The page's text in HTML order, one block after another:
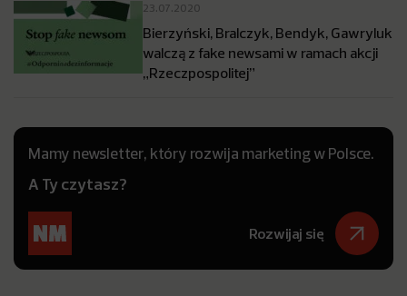
23.07.2020
Bierzyński, Bralczyk, Bendyk, Gawryluk
walczą z fake newsami w ramach akcji
„Rzeczpospolitej”
Mamy newsletter, który rozwija marketing w Polsce.
A Ty czytasz?
Rozwijaj się